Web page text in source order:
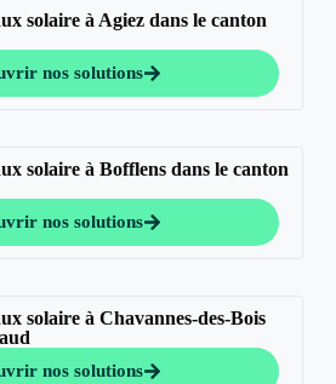
solaire à Agiez dans le canton
nos solutions
solaire à Bofflens dans le canton
nos solutions
solaire à Chavannes-des-Bois
nos solutions